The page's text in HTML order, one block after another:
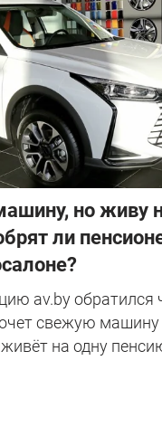
но живу
ли
av.by обратился
свежую машину
на одну